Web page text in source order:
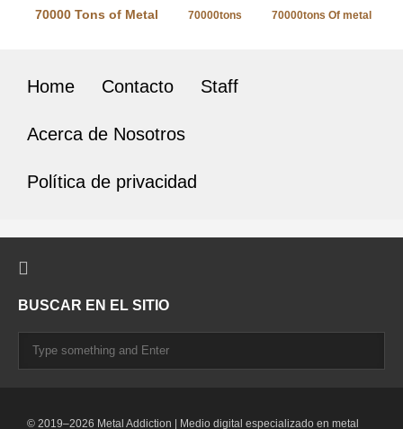
70000 Tons of Metal 70000tons 70000tons Of metal
Home Contacto Staff
Acerca de Nosotros
Política de privacidad
BUSCAR EN EL SITIO
© 2019–2026 Metal Addiction | Medio digital especializado en metal